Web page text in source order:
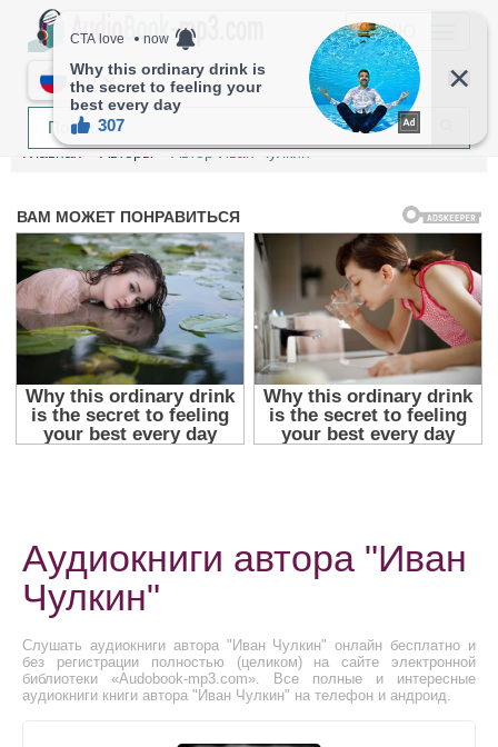
МЕНЮ
RU
Главная Авторы Автор Иван Чулкин
Аудиокниги автора "Иван
Чулкин"
Слушать аудиокниги автора "Иван Чулкин" онлайн бесплатно и
без регистрации полностью (целиком) на сайте электронной
библиотеки «Audobook-mp3.com». Все полные и интересные
аудиокниги книги автора "Иван Чулкин" на телефон и андроид.